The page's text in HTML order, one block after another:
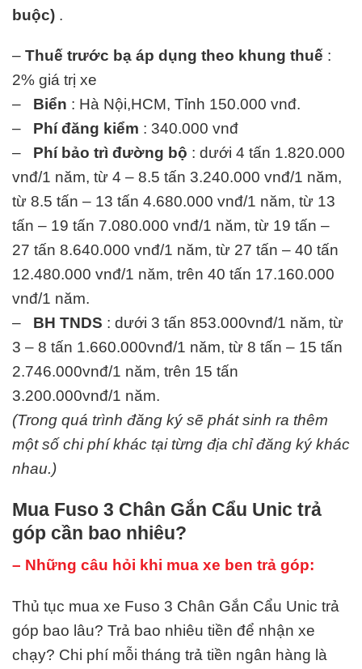
buộc) .
– Thuế trước bạ áp dụng theo khung thuế :
2% giá trị xe
– Biển : Hà Nội,HCM, Tỉnh 150.000 vnđ.
– Phí đăng kiểm : 340.000 vnđ
– Phí bảo trì đường bộ : dưới 4 tấn 1.820.000
vnđ/1 năm, từ 4 – 8.5 tấn 3.240.000 vnđ/1 năm,
từ 8.5 tấn – 13 tấn 4.680.000 vnđ/1 năm, từ 13
tấn – 19 tấn 7.080.000 vnđ/1 năm, từ 19 tấn –
27 tấn 8.640.000 vnđ/1 năm, từ 27 tấn – 40 tấn
12.480.000 vnđ/1 năm, trên 40 tấn 17.160.000
vnđ/1 năm.
– BH TNDS : dưới 3 tấn 853.000vnđ/1 năm, từ
3 – 8 tấn 1.660.000vnđ/1 năm, từ 8 tấn – 15 tấn
2.746.000vnđ/1 năm, trên 15 tấn
3.200.000vnđ/1 năm.
(Trong quá trình đăng ký sẽ phát sinh ra thêm
một số chi phí khác tại từng địa chỉ đăng ký khác
nhau.)
Mua Fuso 3 Chân Gắn Cẩu Unic trả
góp cần bao nhiêu?
– Những câu hỏi khi mua xe ben trả góp:
Thủ tục mua xe Fuso 3 Chân Gắn Cẩu Unic trả
góp bao lâu? Trả bao nhiêu tiền để nhận xe
chạy? Chi phí mỗi tháng trả tiền ngân hàng là